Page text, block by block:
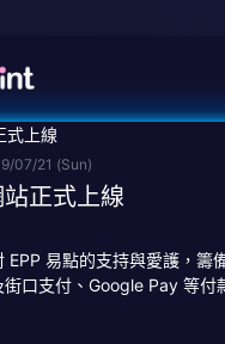
07/21 (Sun)
正式上線
易點的支持與愛護，籌
口支付、Google Pay 等